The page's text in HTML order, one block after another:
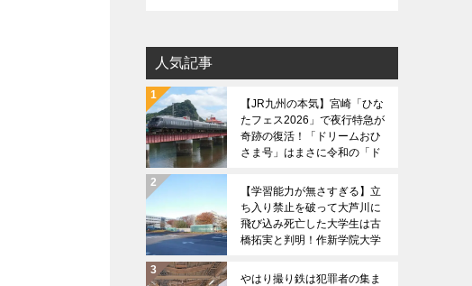
リ
ー
人気記事
【JR九州の本気】宮崎「ひな
たフェス2026」で夜行特急が
奇跡の復活！「ドリームおひ
さま号」はまさに令和の「ド
【学習能力が無さすぎる】立
ち入り禁止を破って大芦川に
飛び込み死亡した大学生は古
橋拓実と判明！作新学院大学
やはり撮り鉄は犯罪者の集ま